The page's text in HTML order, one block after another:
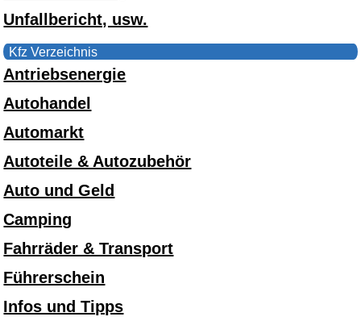
Unfallbericht, usw.
Kfz Verzeichnis
Antriebsenergie
Autohandel
Automarkt
Autoteile & Autozubehör
Auto und Geld
Camping
Fahrräder & Transport
Führerschein
Infos und Tipps